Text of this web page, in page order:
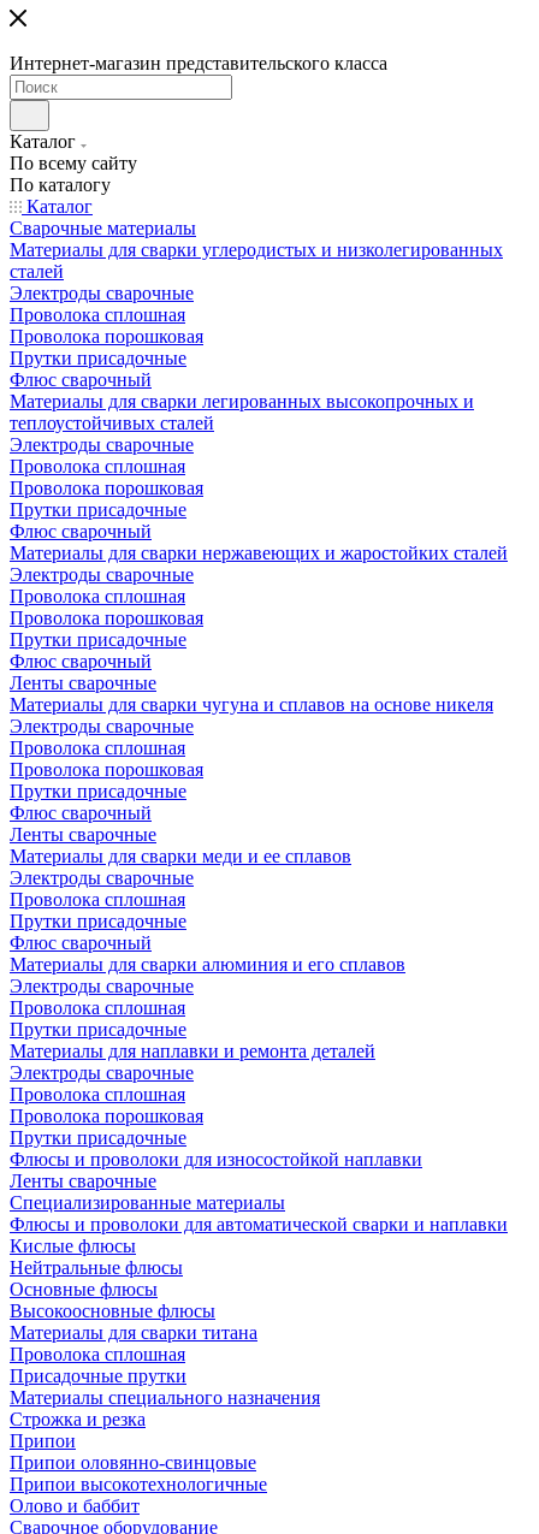
Интернет-магазин представительского класса
Каталог
По всему сайту
По каталогу
Каталог
Сварочные материалы
Материалы для сварки углеродистых и низколегированных
сталей
Электроды сварочные
Проволока сплошная
Проволока порошковая
Прутки присадочные
Флюс сварочный
Материалы для сварки легированных высокопрочных и
теплоустойчивых сталей
Электроды сварочные
Проволока сплошная
Проволока порошковая
Прутки присадочные
Флюс сварочный
Материалы для сварки нержавеющих и жаростойких сталей
Электроды сварочные
Проволока сплошная
Проволока порошковая
Прутки присадочные
Флюс сварочный
Ленты сварочные
Материалы для сварки чугуна и сплавов на основе никеля
Электроды сварочные
Проволока сплошная
Проволока порошковая
Прутки присадочные
Флюс сварочный
Ленты сварочные
Материалы для сварки меди и ее сплавов
Электроды сварочные
Проволока сплошная
Прутки присадочные
Флюс сварочный
Материалы для сварки алюминия и его сплавов
Электроды сварочные
Проволока сплошная
Прутки присадочные
Материалы для наплавки и ремонта деталей
Электроды сварочные
Проволока сплошная
Проволока порошковая
Прутки присадочные
Флюсы и проволоки для износостойкой наплавки
Ленты сварочные
Специализированные материалы
Флюсы и проволоки для автоматической сварки и наплавки
Кислые флюсы
Нейтральные флюсы
Основные флюсы
Высокоосновные флюсы
Материалы для сварки титана
Проволока сплошная
Присадочные прутки
Материалы специального назначения
Строжка и резка
Припои
Припои оловянно-свинцовые
Припои высокотехнологичные
Олово и баббит
Сварочное оборудование